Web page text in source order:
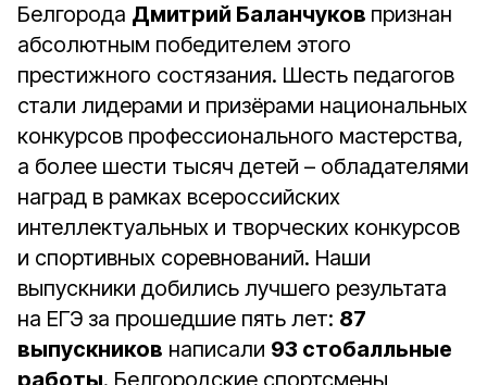
Белгорода Дмитрий Баланчуков признан
абсолютным победителем этого
престижного состязания. Шесть педагогов
стали лидерами и призёрами национальных
конкурсов профессионального мастерства,
а более шести тысяч детей – обладателями
наград в рамках всероссийских
интеллектуальных и творческих конкурсов
и спортивных соревнований. Наши
выпускники добились лучшего результата
на ЕГЭ за прошедшие пять лет: 87
выпускников написали 93 стобалльные
работы. Белгородские спортсмены